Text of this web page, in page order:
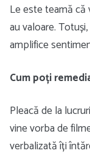
Le este teamă că
au valoare.
amplifice
Cum poți
Pleacă de la
vine vorba de
verbalizată îți